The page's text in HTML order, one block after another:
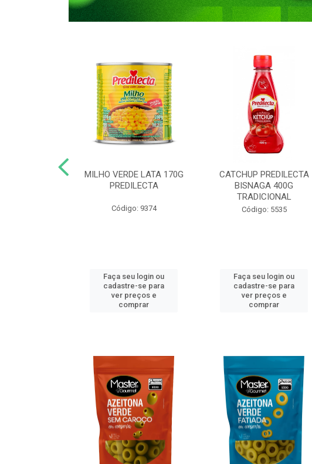
MILHO VERDE LATA 170G
PREDILECTA
Código: 9374
Faça seu login ou
cadastre-se para
ver preços e
comprar
CATCHUP PREDILECTA
BISNAGA 400G
TRADICIONAL
Código: 5535
Faça seu login ou
cadastre-se para
ver preços e
comprar